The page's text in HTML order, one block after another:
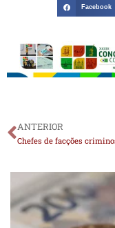
Facebook
ANTERIOR